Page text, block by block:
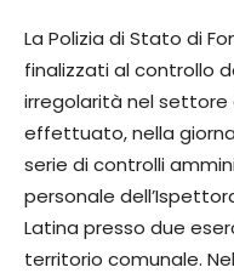
La Polizia di Stato di
finalizzati al controllo
irregolarità nel
effettuato, nella
serie di controlli
personale
Latina presso due
territorio comunale.